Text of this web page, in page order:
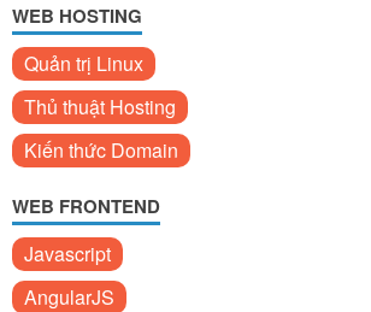
WEB HOSTING
Quản trị Linux
Thủ thuật Hosting
Kiến thức Domain
WEB FRONTEND
Javascript
AngularJS